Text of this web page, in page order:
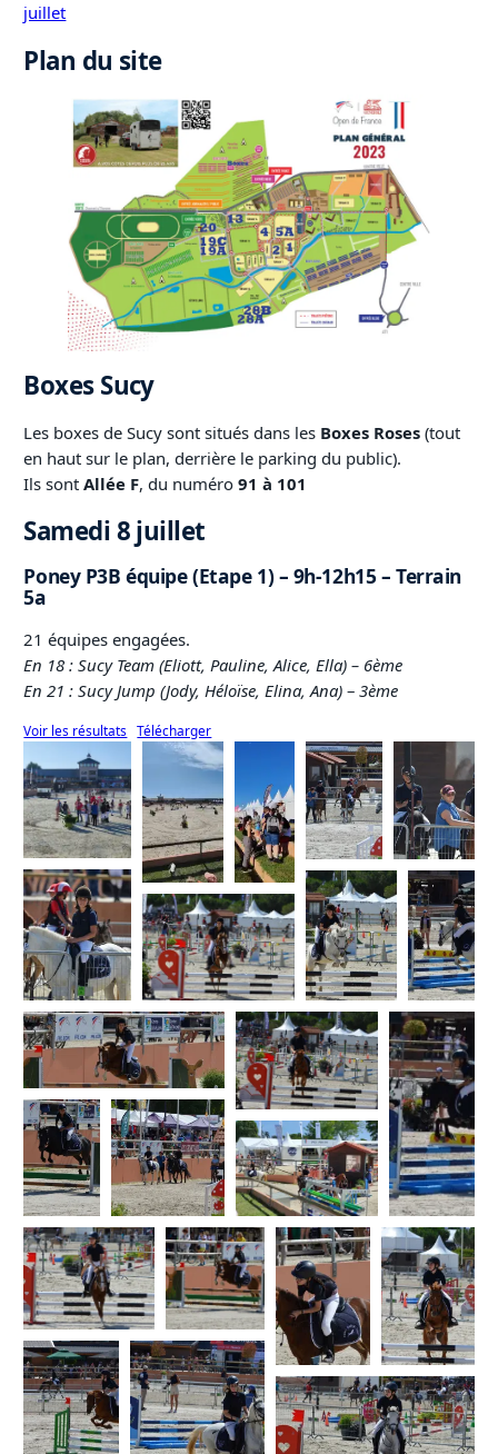
juillet
Plan du site
Boxes Sucy
Les boxes de Sucy sont situés dans les Boxes Roses (tout
en haut sur le plan, derrière le parking du public).
Ils sontAllée F, du numéro91 à 101
Samedi 8 juillet
Poney P3B équipe (Etape 1) – 9h-12h15 – Terrain
5a
21 équipes engagées.
En 18 : Sucy Team (Eliott, Pauline, Alice, Ella) – 6ème
En 21 : Sucy Jump (Jody, Héloïse, Elina, Ana) –3ème
Voir les résultats Télécharger